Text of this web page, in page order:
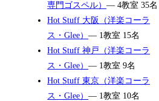
専門ゴスペル）— 4教室 35名
Hot Stuff 大阪（洋楽コーラ
ス・Glee）— 1教室 15名
Hot Stuff 神戸（洋楽コーラ
ス・Glee）— 1教室 9名
Hot Stuff 東京（洋楽コーラ
ス・Glee）— 1教室 10名